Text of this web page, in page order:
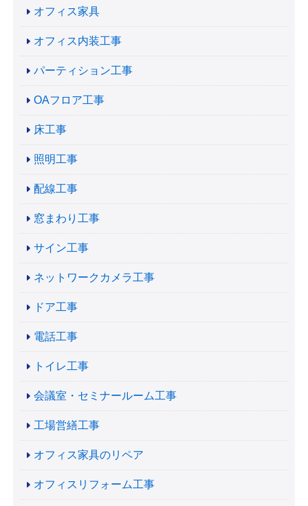
オフィス家具
オフィス内装工事
パーティション工事
OAフロア工事
床工事
照明工事
配線工事
窓まわり工事
サイン工事
ネットワークカメラ工事
ドア工事
電話工事
トイレ工事
会議室・セミナールーム工事
工場営繕工事
オフィス家具のリペア
オフィスリフォーム工事